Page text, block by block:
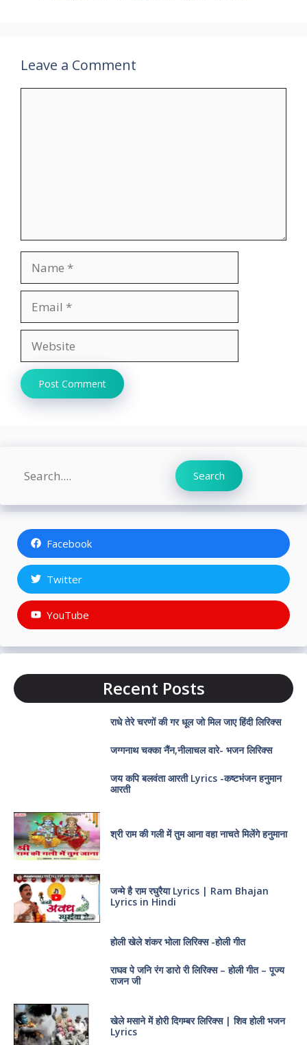
Leave a Comment
Search
Facebook
Twitter
YouTube
Recent Posts
राधे तेरे चरणों की गर धूल जो मिल जाए हिंदी लिरिक्स
जग्गनाथ चक्का नैंन,नीलाचल वारे- भजन लिरिक्स
जय कपि बलवंता आरती Lyrics -कष्टभंजन हनुमान
आरती
श्री राम की गली में तुम आना वहा नाचते मिलेंगे हनुमाना
जन्मे है राम रघुरैया Lyrics | Ram Bhajan
Lyrics in Hindi
होली खेले शंकर भोला लिरिक्स -होली गीत
राघव पे जनि रंग डारो री लिरिक्स – होली गीत – पूज्य
राजन जी
खेले मसाने में होरी दिगम्बर लिरिक्स | शिव होली भजन
Lyrics